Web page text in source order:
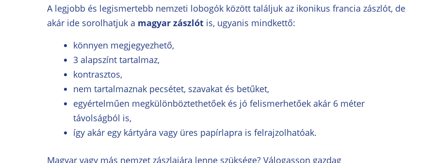
A legjobb és legismertebb nemzeti lobogók között találjuk az ikonikus francia zászlót, de
akár ide sorolhatjuk a magyar zászlótis, ugyanis mindkettő:
könnyen megjegyezhető,
3 alapszínt tartalmaz,
kontrasztos,
nem tartalmaznak pecsétet, szavakat és betűket,
egyértelműen megkülönböztethetőek és jó felismerhetőek akár 6 méter
távolságból is,
így akár egy kártyára vagy üres papírlapra is felrajzolhatóak.
Magyar vagy más nemzet zászlajára lenne szüksége? Válogasson gazdag